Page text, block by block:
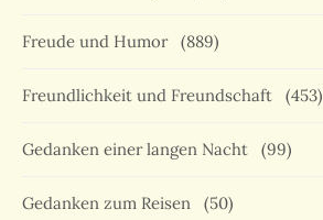
Freude und Humor (889)
Freundlichkeit und Freundschaft (453)
Gedanken einer langen Nacht (99)
Gedanken zum Reisen (50)